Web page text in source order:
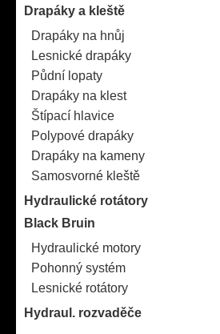
Drapáky a kleště
Drapáky na hnůj
Lesnické drapáky
Půdní lopaty
Drapáky na klest
Štípací hlavice
Polypové drapáky
Drapáky na kameny
Samosvorné kleště
Hydraulické rotátory
Black Bruin
Hydraulické motory
Pohonný systém
Lesnické rotátory
Hydraul. rozvaděče